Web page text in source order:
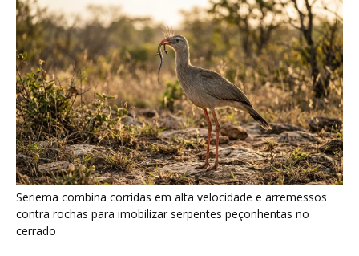
Ariranha sincroniza caça coletiva com vocalização subaquática
e cerca cardumes em rios rasos da Amazônia